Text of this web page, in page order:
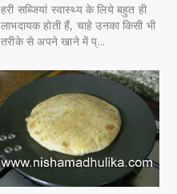
हरी सब्जियां स्वास्थ्य के लिये बहुत ही
लाभदायक होती हैं, चाहे उनका किसी भी
तरीके से अपने खाने में प्...